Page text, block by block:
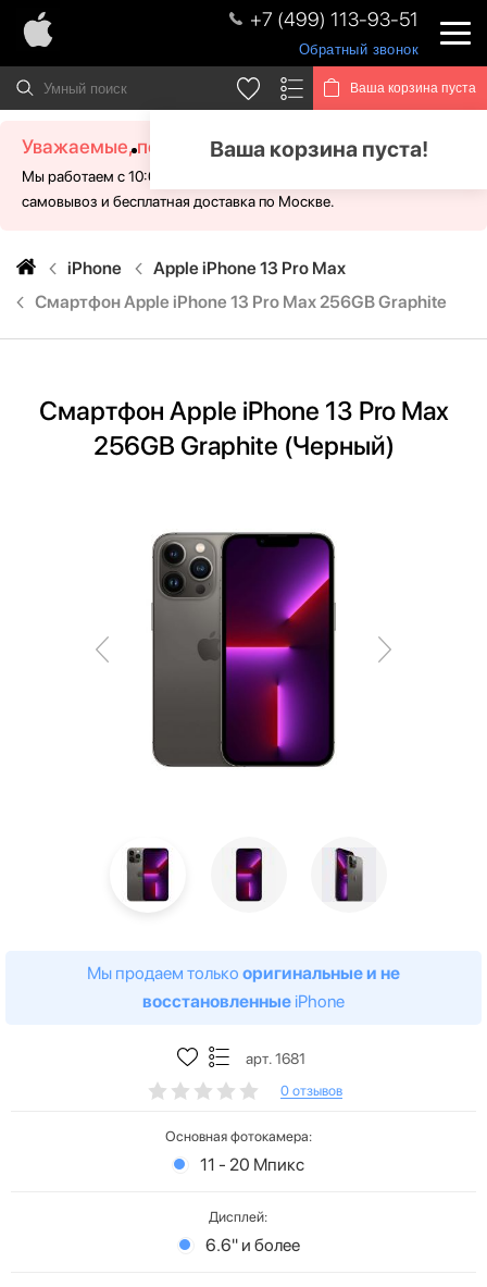
+7 (499) 113-93-51
Обратный звонок
Ваша корзина пуста
Ваша корзина пуста!
Уважаемые, посетители!
Мы работаем с 10:00 - 21:00 без выходных. Для Вас доступен
самовывоз и бесплатная доставка по Москве.
iPhone
Apple iPhone 13 Pro Max
Смартфон Apple iPhone 13 Pro Max 256GB Graphite
Смартфон Apple iPhone 13 Pro Max
256GB Graphite (Черный)
Мы продаем только оригинальные и не
восстановленные iPhone
арт. 1681
0 отзывов
Основная фотокамера:
11 - 20 Мпикс
Дисплей:
6.6" и более